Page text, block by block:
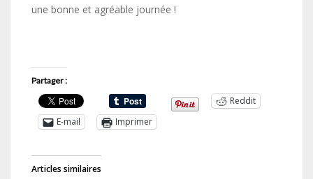
une bonne et agréable journée !
Partager :
Reddit
E-mail
Imprimer
Articles similaires